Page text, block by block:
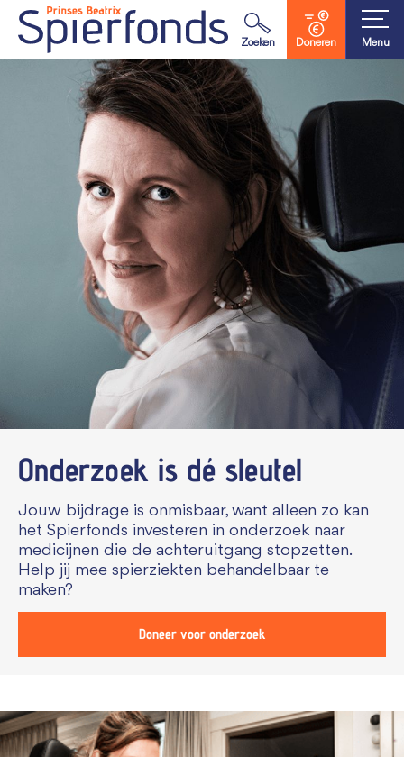
Zoeken Doneren Menu
Waar ben je naar op zoek?
Onderzoek is dé sleutel
Jouw bijdrage is onmisbaar, want alleen zo kan
het Spierfonds investeren in onderzoek naar
medicijnen die de achteruitgang stopzetten.
Help jij mee spierziekten behandelbaar te
maken?
Doneer voor onderzoek